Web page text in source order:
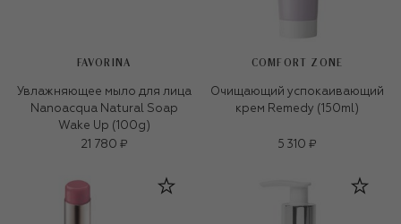
FAVORINA
Увлажняющее мыло для лица
Nanoacqua Natural Soap
Wake Up (100g)
21 780 ₽
COMFORT ZONE
Очищающий успокаивающий
крем Remedy (150ml)
5 310 ₽